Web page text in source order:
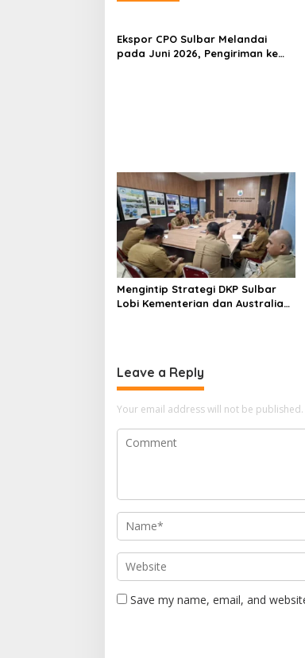
Ekspor CPO Sulbar Melandai
pada Juni 2026, Pengiriman ke
Mengintip Strategi DKP Sulbar
Lobi Kementerian dan Australia
Leave a Reply
Your email address will not be published.
Save my name, email, and